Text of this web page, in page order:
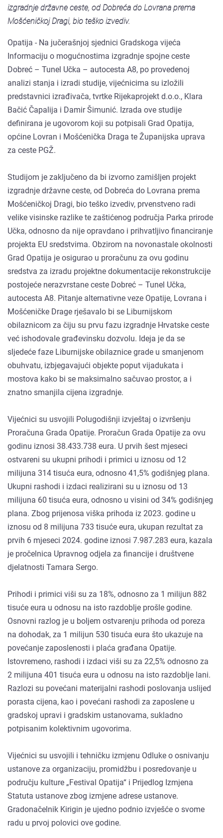
izgradnje državne ceste, od Dobreća do Lovrana prema
Mošćeničkoj Dragi, bio teško izvediv.
Opatija - Na jučerašnjoj sjednici Gradskoga vijeća
Informaciju o mogućnostima izgradnje spojne ceste
Dobreć – Tunel Učka – autocesta A8, po provedenoj
analizi stanja i izradi studije, vijećnicima su izložili
predstavnici izrađivača, tvrtke Rijekaprojekt d.o.o., Klara
Bačić Čapalija i Damir Šimunić. Izrada ove studije
definirana je ugovorom koji su potpisali Grad Opatija,
općine Lovran i Mošćenička Draga te Županijska uprava
za ceste PGŽ.
Studijom je zaključeno da bi izvorno zamišljen projekt
izgradnje državne ceste, od Dobreća do Lovrana prema
Mošćeničkoj Dragi, bio teško izvediv, prvenstveno radi
velike visinske razlike te zaštićenog područja Parka prirode
Učka, odnosno da nije opravdano i prihvatljivo financiranje
projekta EU sredstvima. Obzirom na novonastale okolnosti
Grad Opatija je osigurao u proračunu za ovu godinu
sredstva za izradu projektne dokumentacije rekonstrukcije
postojeće nerazvrstane ceste Dobreć – Tunel Učka,
autocesta A8. Pitanje alternativne veze Opatije, Lovrana i
Mošćeničke Drage rješavalo bi se Liburnijskom
obilaznicom za čiju su prvu fazu izgradnje Hrvatske ceste
već ishodovale građevinsku dozvolu. Ideja je da se
sljedeće faze Liburnijske obilaznice grade u smanjenom
obuhvatu, izbjegavajući objekte poput vijadukata i
mostova kako bi se maksimalno sačuvao prostor, a i
znatno smanjila cijena izgradnje.
Vijećnici su usvojili Polugodišnji izvještaj o izvršenju
Proračuna Grada Opatije. Proračun Grada Opatije za ovu
godinu iznosi 38.433.738 eura. U prvih šest mjeseci
ostvareni su ukupni prihodi i primici u iznosu od 12
milijuna 314 tisuća eura, odnosno 41,5% godišnjeg plana.
Ukupni rashodi i izdaci realizirani su u iznosu od 13
milijuna 60 tisuća eura, odnosno u visini od 34% godišnjeg
plana. Zbog prijenosa viška prihoda iz 2023. godine u
iznosu od 8 milijuna 733 tisuće eura, ukupan rezultat za
prvih 6 mjeseci 2024. godine iznosi 7.987.283 eura, kazala
je pročelnica Upravnog odjela za financije i društvene
djelatnosti Tamara Sergo.
Prihodi i primici viši su za 18%, odnosno za 1 milijun 882
tisuće eura u odnosu na isto razdoblje prošle godine.
Osnovni razlog je u boljem ostvarenju prihoda od poreza
na dohodak, za 1 milijun 530 tisuća eura što ukazuje na
povećanje zaposlenosti i plaća građana Opatije.
Istovremeno, rashodi i izdaci viši su za 22,5% odnosno za
2 milijuna 401 tisuća eura u odnosu na isto razdoblje lani.
Razlozi su povećani materijalni rashodi poslovanja uslijed
porasta cijena, kao i povećani rashodi za zaposlene u
gradskoj upravi i gradskim ustanovama, sukladno
potpisanim kolektivnim ugovorima.
Vijećnici su usvojili i tehničku izmjenu Odluke o osnivanju
ustanove za organizaciju, promidžbu i posredovanje u
području kulture „Festival Opatija“ i Prijedlog Izmjena
Statuta ustanove zbog izmjene adrese ustanove.
Gradonačelnik Kirigin je ujedno podnio izvješće o svome
radu u prvoj polovici ove godine.